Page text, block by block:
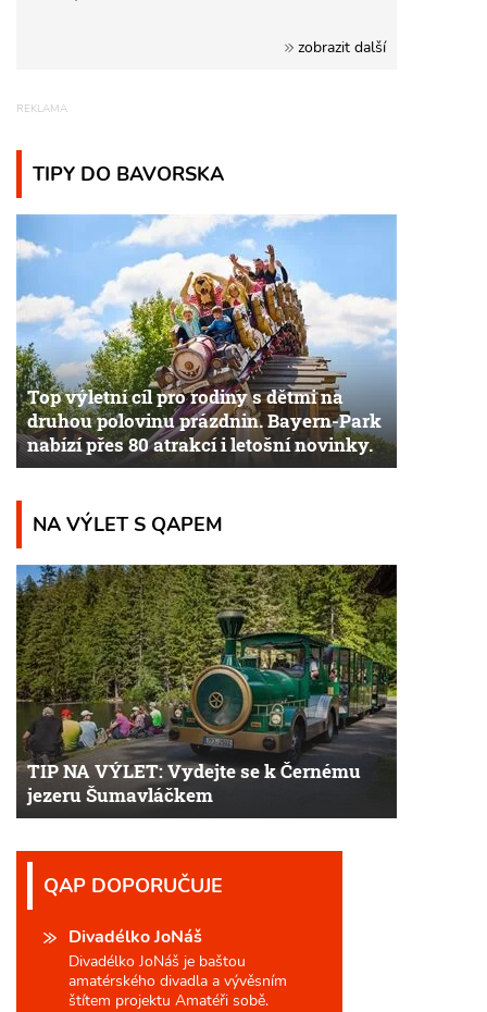
zobrazit další
TIPY DO BAVORSKA
Top výletní cíl pro rodiny s dětmi na
druhou polovinu prázdnin. Bayern-Park
nabízí přes 80 atrakcí i letošní novinky.
NA VÝLET S QAPEM
TIP NA VÝLET: Vydejte se k Černému
jezeru Šumavláčkem
QAP DOPORUČUJE
Divadélko JoNáš
Divadélko JoNáš je baštou
amatérského divadla a vývěsním
štítem projektu Amatéři sobě.